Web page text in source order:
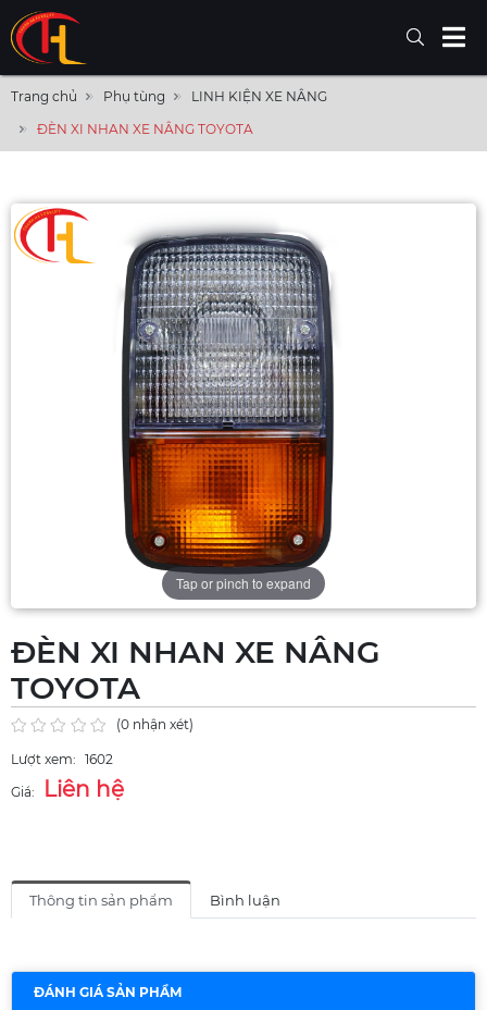
Trang chủ Phụ tùng
LINH KIỆN XE NÂNG
ĐÈN XI NHAN XE NÂNG TOYOTA
Tap or pinch to expand
ĐÈN XI NHAN XE NÂNG
TOYOTA
(0 nhận xét)
Lượt xem: 1602
Giá:
Liên hệ
Thông tin sản phẩm Bình luận
ĐÁNH GIÁ SẢN PHẨM